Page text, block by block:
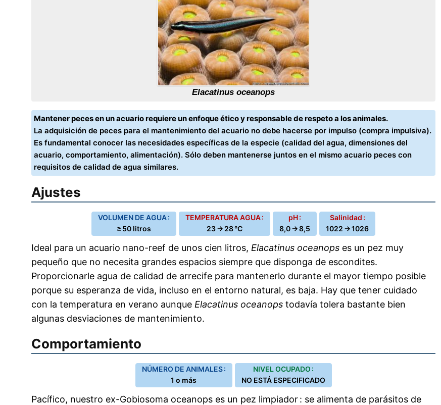
Elacatinus oceanops
Mantener peces en un acuario requiere un enfoque ético y responsable de respeto a los animales.
La adquisición de peces para el mantenimiento del acuario no debe hacerse por impulso (compra impulsiva).
Es fundamental conocer las necesidades específicas de la especie (calidad del agua, dimensiones del
acuario, comportamiento, alimentación). Sólo deben mantenerse juntos en el mismo acuario peces con
requisitos de calidad de agua similares.
Ajustes
VOLUMEN DE AGUA :
≥ 50 litros
TEMPERATURA AGUA :
23 → 28 °C
pH :
8,0 → 8,5
Salinidad :
1022 → 1026
Ideal para un acuario nano-reef de unos cien litros, Elacatinus oceanops es un pez muy
pequeño que no necesita grandes espacios siempre que disponga de escondites.
Proporcionarle agua de calidad de arrecife para mantenerlo durante el mayor tiempo posible
porque su esperanza de vida, incluso en el entorno natural, es baja. Hay que tener cuidado
con la temperatura en verano aunque Elacatinus oceanops todavía tolera bastante bien
algunas desviaciones de mantenimiento.
Comportamiento
NÚMERO DE ANIMALES :
1 o más
NIVEL OCUPADO :
NO ESTÁ ESPECIFICADO
Pacífico, nuestro ex-Gobiosoma oceanops es un pez limpiador : se alimenta de parásitos de